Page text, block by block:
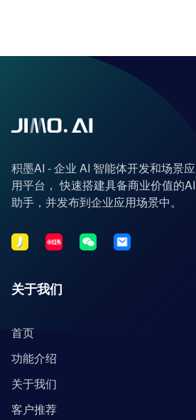
积墨AI - 企业 AI 智能体开发和场景应
用平台， 快速搭建具备商业价值的AI
助手，并发布到企业应用场景中。
关于我们
首页
功能介绍
关于我们
客户推荐